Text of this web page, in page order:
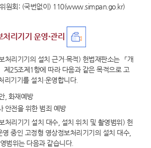
원회: (국번없이) 110(www.simpan.go.kr)
리기기 운영・관리
처리기기의 설치 근거·목적) 헌법재판소는 「개
제25조제1항에 따라 다음과 같은 목적으로 고
리기기를 설치·운영합니다.
, 화재예방
안전을 위한 범죄 예방
처리기기 설치 대수, 설치 위치 및 촬영범위) 헌
영 중인 고정형 영상정보처리기기의 설치 대수,
범위는 다음과 같습니다.